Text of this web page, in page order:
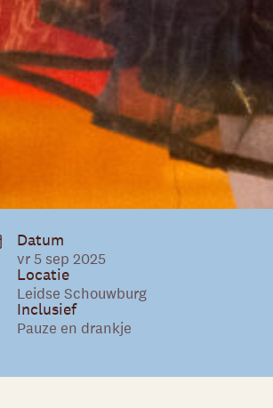
Datum
vr 5 sep 2025
Locatie
Leidse Schouwburg
Inclusief
Pauze en drankje